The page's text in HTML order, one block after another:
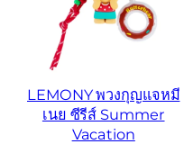
LEMONY พวงกุญแจหมี
เนย ซีรีส์ Summer
Vacation